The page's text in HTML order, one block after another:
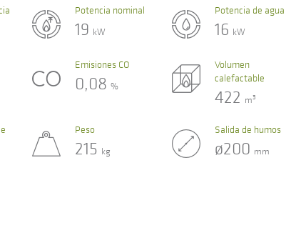
Potencia nominal
19 kW
Potencia de agua
16 kW
Emisiones CO
0,08 %
Volumen
calefactable
422 m3
Peso
215 kg
Salida de humos
ø200 mm